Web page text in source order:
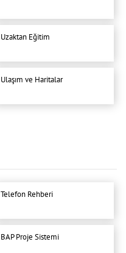
Uzaktan Eğitim
Ulaşım ve Haritalar
Telefon Rehberi
BAP Proje Sistemi